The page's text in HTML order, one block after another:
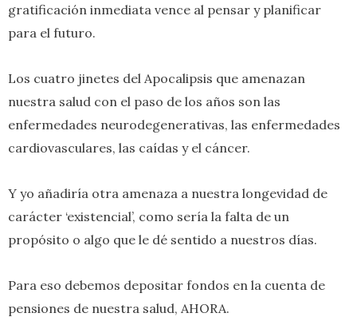
gratificación inmediata vence al pensar y planificar
para el futuro.
Los cuatro jinetes del Apocalipsis que amenazan
nuestra salud con el paso de los años son las
enfermedades neurodegenerativas, las enfermedades
cardiovasculares, las caídas y el cáncer.
Y yo añadiría otra amenaza a nuestra longevidad de
carácter ‘existencial’, como sería la falta de un
propósito o algo que le dé sentido a nuestros días.
Para eso debemos depositar fondos en la cuenta de
pensiones de nuestra salud, AHORA.